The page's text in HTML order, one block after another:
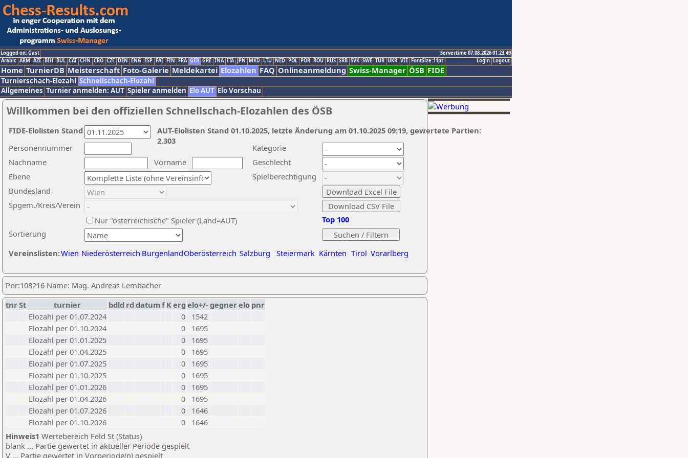
Logged on: Gast
Servertime 07.08.2026 01:23:49
Logout
Login
Arabic ARM AZE BIH BUL CAT CHN CRO CZE DEN ENG ESP FAI FIN FRA GER GRE INA ITA JPN MKD LTU NED POL POR ROU RUS SRB SVK SWE TUR UKR VIE FontSize:11pt
Home TurnierDB Meisterschaft Foto-Galerie Meldekartei Elozahlen FAQ Onlineanmeldung Swiss-Manager ÖSB FIDE
Turnierschach-Elozahl Schnellschach-Elozahl
Allgemeines Turnier anmelden: AUT Spieler anmelden Elo AUT Elo Vorschau
Willkommen bei den offiziellen Schnellschach-Elozahlen des ÖSB
Nachname
Vorname
Ebene
Kategorie
Sortierung
Personennummer
Bundesland
Spgem./Kreis/Verein
Geschlecht
Nur "österreichische" Spieler (Land=AUT)
Spielberechtigung
Vereinslisten:Wien Niederösterreich BurgenlandOberösterreich Salzburg Steiermark Kärnten Tirol Vorarlberg
Top 100
AUT-Elolisten Stand 01.10.2025, letzte Änderung am 01.10.2025 09:19, gewertete Partien:
2.303
FIDE-Elolisten Stand
Pnr:108216 Name: Mag. Andreas Lembacher
tnrSt turnier bdld rd datumf Kerg elo+/-gegnerelo pnr
Elozahl per 01.07.2024
0
1542
Elozahl per 01.10.2024
0
1695
Elozahl per 01.01.2025
0
1695
Elozahl per 01.04.2025
0
1695
Elozahl per 01.07.2025
0
1695
Elozahl per 01.10.2025
0
1695
Elozahl per 01.01.2026
0
1695
Elozahl per 01.04.2026
0
1695
Elozahl per 01.07.2026
0
1646
Elozahl per 01.10.2026
0
1646
Hinweis1 Wertebereich Feld St (Status)
blank ... Partie gewertet in aktueller Periode gespielt
V ... Partie gewertet in Vorperiode(n) gespielt